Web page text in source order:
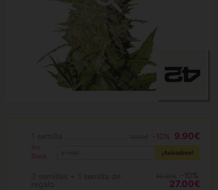
-10% 9.90€
Sin
Stock
¡Avisadme!
-10%
27.00€